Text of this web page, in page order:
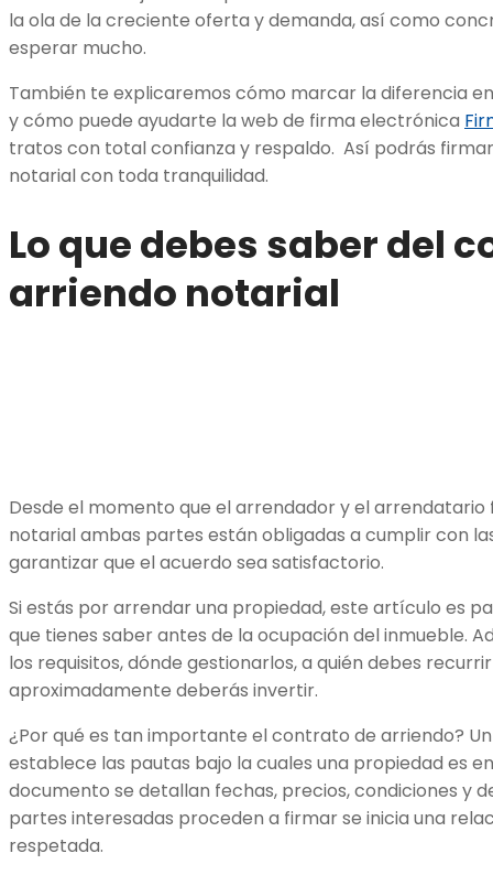
la ola de la creciente oferta y demanda, así como
esperar mucho.
También te explicaremos cómo marcar la diferencia
y cómo puede ayudarte la web de firma electrónica
tratos con total confianza y respaldo. Así podrás
notarial con toda tranquilidad.
Lo que debes saber del
arriendo notarial
Desde el momento que el arrendador y el
notarial ambas partes están obligadas a cumplir con
garantizar que el acuerdo sea satisfactorio.
Si estás por arrendar una propiedad, este artículo es
que tienes saber antes de la ocupación del inmueble.
los requisitos, dónde gestionarlos, a quién debes
aproximadamente deberás invertir.
¿Por qué es tan importante el contrato de arriendo?
establece las pautas bajo la cuales una propiedad es
documento se detallan fechas, precios, condiciones y
partes interesadas proceden a firmar se inicia una
respetada.